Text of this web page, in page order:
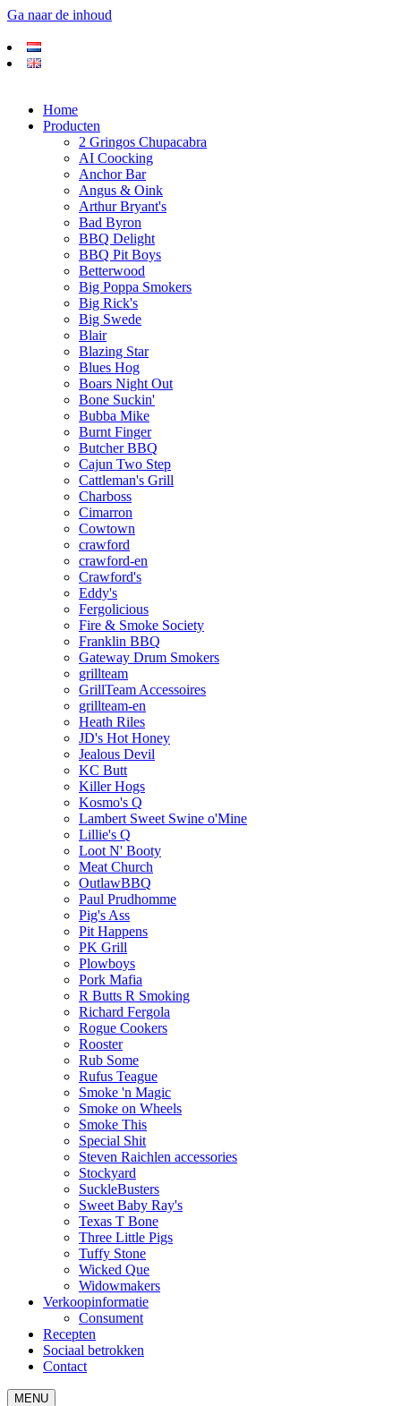
Ga naar de inhoud
Home
Producten
2 Gringos Chupacabra
AI Coocking
Anchor Bar
Angus & Oink
Arthur Bryant's
Bad Byron
BBQ Delight
BBQ Pit Boys
Betterwood
Big Poppa Smokers
Big Rick's
Big Swede
Blair
Blazing Star
Blues Hog
Boars Night Out
Bone Suckin'
Bubba Mike
Burnt Finger
Butcher BBQ
Cajun Two Step
Cattleman's Grill
Charboss
Cimarron
Cowtown
crawford
crawford-en
Crawford's
Eddy's
Fergolicious
Fire & Smoke Society
Franklin BBQ
Gateway Drum Smokers
grillteam
GrillTeam Accessoires
grillteam-en
Heath Riles
JD's Hot Honey
Jealous Devil
KC Butt
Killer Hogs
Kosmo's Q
Lambert Sweet Swine o'Mine
Lillie's Q
Loot N' Booty
Meat Church
OutlawBBQ
Paul Prudhomme
Pig's Ass
Pit Happens
PK Grill
Plowboys
Pork Mafia
R Butts R Smoking
Richard Fergola
Rogue Cookers
Rooster
Rub Some
Rufus Teague
Smoke 'n Magic
Smoke on Wheels
Smoke This
Special Shit
Steven Raichlen accessories
Stockyard
SuckleBusters
Sweet Baby Ray's
Texas T Bone
Three Little Pigs
Tuffy Stone
Wicked Que
Widowmakers
Verkoopinformatie
Consument
Recepten
Sociaal betrokken
Contact
MENU